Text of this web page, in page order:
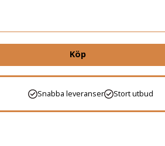
Köp
Snabba leveranser Stort utbud